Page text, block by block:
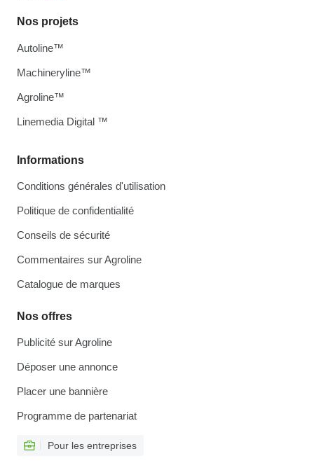
Informations
Conditions générales d'utilisation
Politique de confidentialité
Conseils de sécurité
Commentaires sur Agroline
Catalogue de marques
Nos offres
Publicité sur Agroline
Déposer une annonce
Placer une bannière
Programme de partenariat
Pour les entreprises
Nos projets
Autoline™
Machineryline™
Agroline™
Linemedia Digital ™